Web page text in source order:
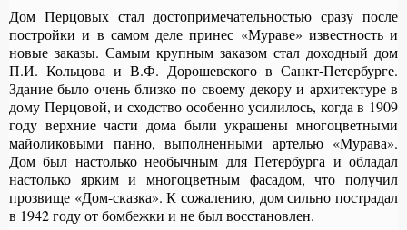
Дом Перцовых стал достопримечательностью сразу после
постройки и в самом деле принес «Мураве» известность и
новые заказы. Самым крупным заказом стал доходный дом
П.И. Кольцова и В.Ф. Дорошевского в Санкт-Петербурге.
Здание было очень близко по своему декору и архитектуре в
дому Перцовой, и сходство особенно усилилось, когда в 1909
году верхние части дома были украшены многоцветными
майоликовыми панно, выполненными артелью «Мурава».
Дом был настолько необычным для Петербурга и обладал
настолько ярким и многоцветным фасадом, что получил
прозвище «Дом-сказка». К сожалению, дом сильно пострадал
в 1942 году от бомбежки и не был восстановлен.